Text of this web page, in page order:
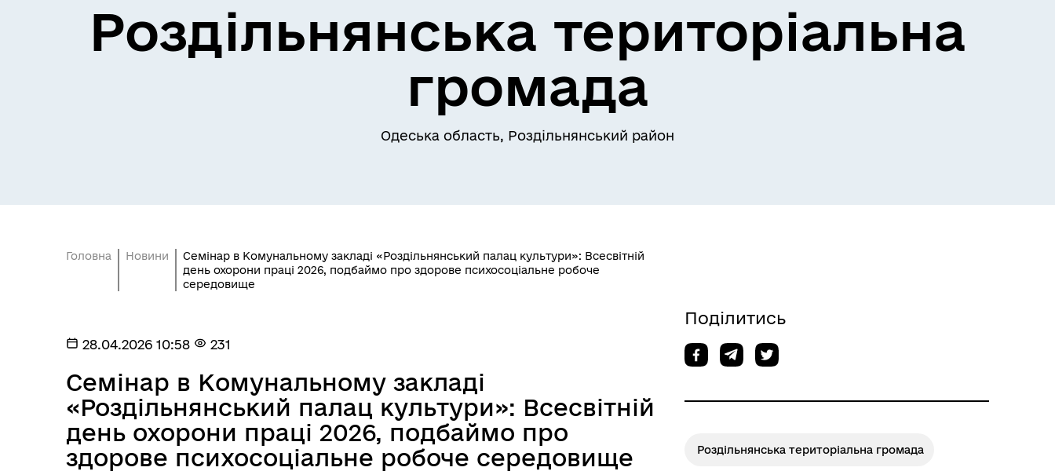
Роздільнянська територіальна
громада
Одеська область, Роздільнянський район
Головна Новини
Семінар в Комунальному закладі «Роздільнянський палац культури»: Всесвітній
день охорони праці 2026, подбаймо про здорове психосоціальне робоче
середовище
28.04.2026 10:58 231
Семінар в Комунальному закладі
«Роздільнянський палац культури»: Всесвітній
день охорони праці 2026, подбаймо про
здорове психосоціальне робоче середовище
Поділитись
Роздільнянська територіальна громада